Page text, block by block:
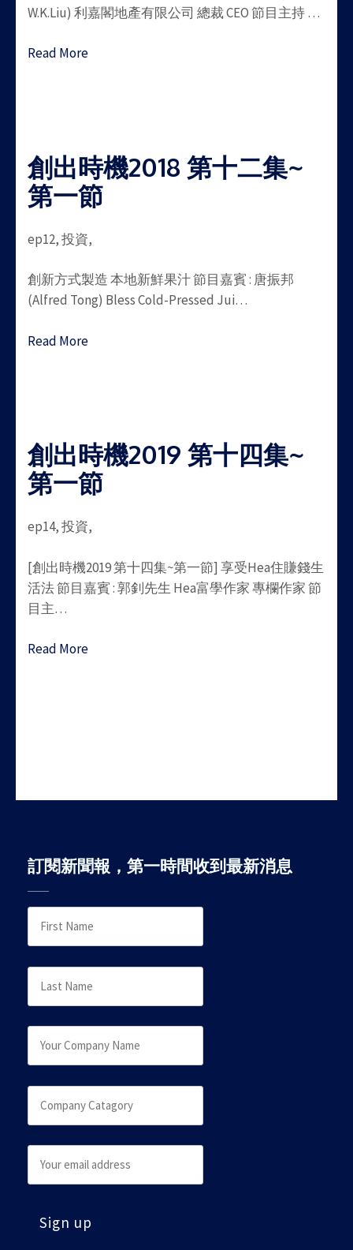
W.K.Liu) 利嘉閣地產有限公司 總裁 CEO 節目主持 …
Read More
創出時機2018 第十二集~
第一節
ep12, 投資,
創新方式製造 本地新鮮果汁 節目嘉賓 : 唐振邦
(Alfred Tong) Bless Cold-Pressed Jui…
Read More
創出時機2019 第十四集~
第一節
ep14, 投資,
[創出時機2019 第十四集~第一節] 享受Hea住賺錢生
活法 節目嘉賓 : 郭釗先生 Hea富學作家 專欄作家 節
目主…
Read More
訂閱新聞報，第一時間收到最新消息